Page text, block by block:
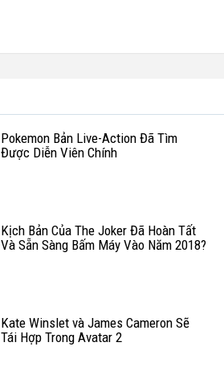
Pokemon Bản Live-Action Đã Tìm
Được Diễn Viên Chính
Kịch Bản Của The Joker Đã Hoàn Tất
Và Sẵn Sàng Bấm Máy Vào Năm 2018?
Kate Winslet và James Cameron Sẽ
Tái Hợp Trong Avatar 2